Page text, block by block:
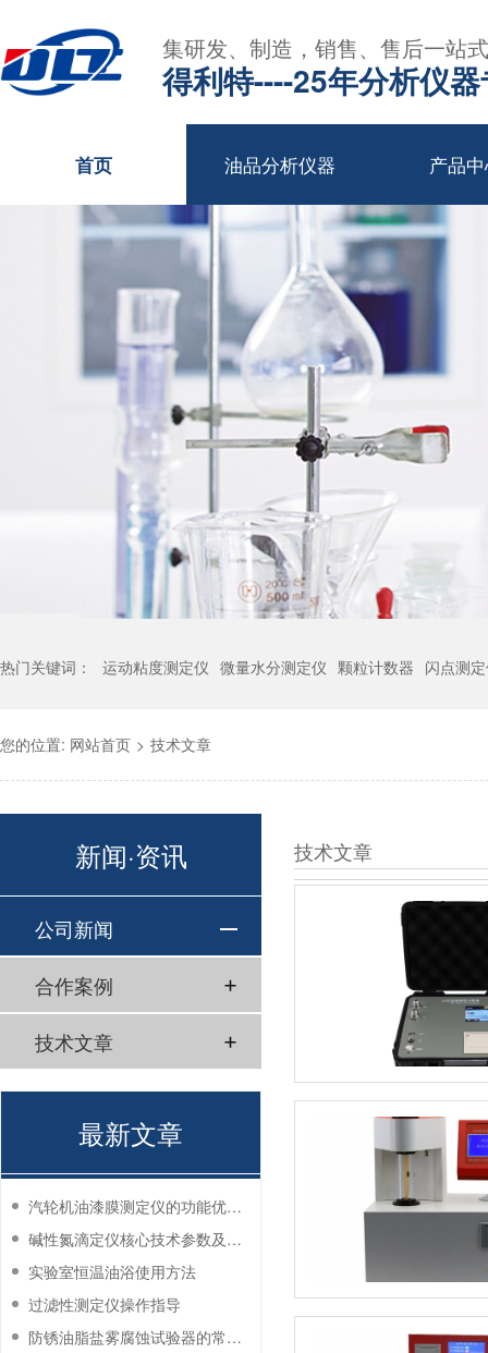
集研发、制造，销售、售后一站
得利特----25年分析仪
首页 油品分析仪器 产品
热门关键词： 运动粘度测定仪 微量水分测定仪 颗粒计数器 闪点测
您的位置: 网站首页 > 技术文章
技术文章
新闻·资讯
公司新闻
合作案例
技术文章
最新文章
汽轮机油漆膜测定仪的功能优势有哪些？
碱性氮滴定仪核心技术参数及应用说明
实验室恒温油浴使用方法
过滤性测定仪操作指导
防锈油脂盐雾腐蚀试验器的常见故障与解决方法